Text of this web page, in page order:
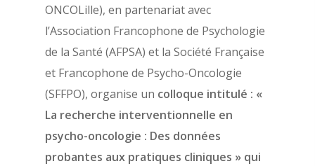
ONCOLille), en partenariat avec
l’Association Francophone de Psychologie
de la Santé (AFPSA) et la Société Française
et Francophone de Psycho-Oncologie
(SFFPO), organise un colloque intitulé : «
La recherche interventionnelle en
psycho-oncologie : Des données
probantes aux pratiques cliniques » qui
À propos
Les statuts de l’AFPSA
Les précédents
l’AFPSA
Définition de la
la santé
Évènements
Les formations
Actualités
Nous contacter